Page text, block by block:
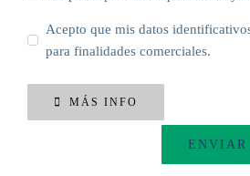
Acepto que mis datos
para finalidades comerciales.
MÁS INFO
ENVIAR